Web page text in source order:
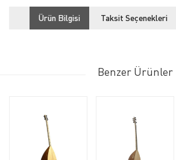
Ürün Bilgisi Taksit Seçenekleri
Benzer Ürünler